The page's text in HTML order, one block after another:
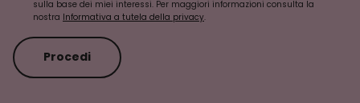
sulla base dei miei interessi. Per maggiori informazioni consulta la
nostra Informativa a tutela della privacy.
Procedi